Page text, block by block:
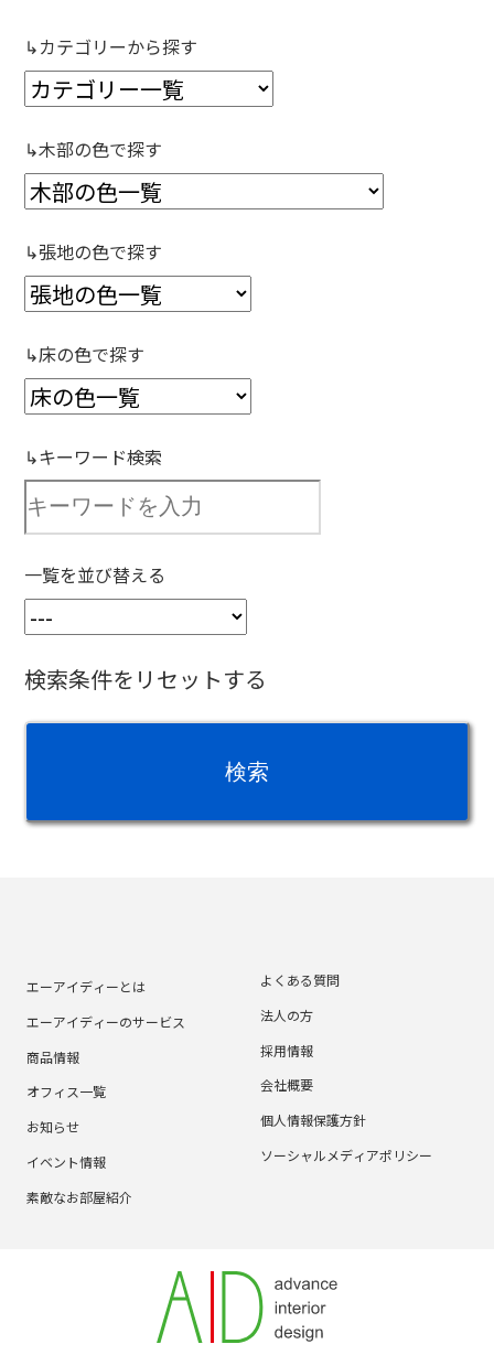
↳カテゴリーから探す
↳木部の色で探す
↳張地の色で探す
↳床の色で探す
↳キーワード検索
一覧を並び替える
検索条件をリセットする
エーアイディーとは
エーアイディーのサービス
商品情報
オフィス一覧
お知らせ
イベント情報
素敵なお部屋紹介
よくある質問
法人の方
採用情報
会社概要
個人情報保護方針
ソーシャルメディアポリシー